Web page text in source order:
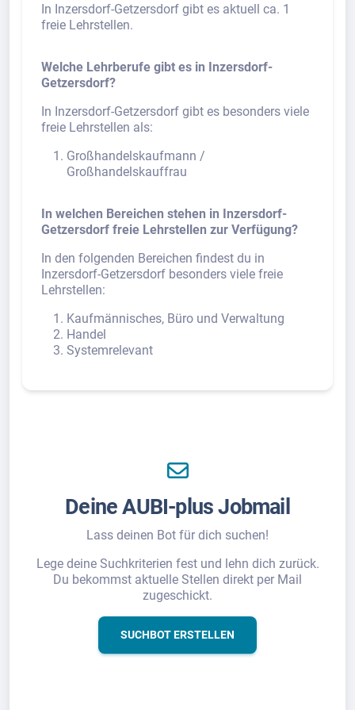
In Inzersdorf-Getzersdorf gibt es aktuell ca. 1
freie Lehrstellen.
Welche Lehrberufe gibt es in Inzersdorf-
Getzersdorf?
In Inzersdorf-Getzersdorf gibt es besonders viele
freie Lehrstellen als:
Großhandelskaufmann /
Großhandelskauffrau
In welchen Bereichen stehen in Inzersdorf-
Getzersdorf freie Lehrstellen zur Verfügung?
In den folgenden Bereichen findest du in
Inzersdorf-Getzersdorf besonders viele freie
Lehrstellen:
Kaufmännisches, Büro und Verwaltung
Handel
Systemrelevant
Deine AUBI-plus Jobmail
Lass deinen Bot für dich suchen!
Lege deine Suchkriterien fest und lehn dich zurück.
Du bekommst aktuelle Stellen direkt per Mail
zugeschickt.
SUCHBOT ERSTELLEN